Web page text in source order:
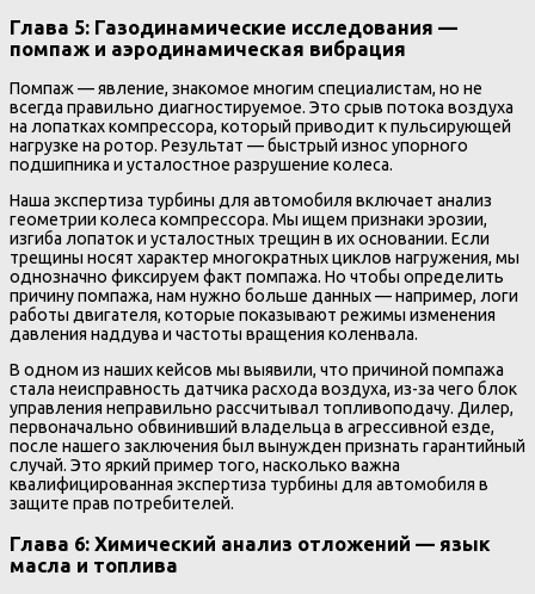
Глава 5: Газодинамические исследования —
помпаж и аэродинамическая вибрация
Помпаж — явление, знакомое многим специалистам, но не
всегда правильно диагностируемое. Это срыв потока воздуха
на лопатках компрессора, который приводит к пульсирующей
нагрузке на ротор. Результат — быстрый износ упорного
подшипника и усталостное разрушение колеса.
Наша экспертиза турбины для автомобиля включает анализ
геометрии колеса компрессора. Мы ищем признаки эрозии,
изгиба лопаток и усталостных трещин в их основании. Если
трещины носят характер многократных циклов нагружения, мы
однозначно фиксируем факт помпажа. Но чтобы определить
причину помпажа, нам нужно больше данных — например, логи
работы двигателя, которые показывают режимы изменения
давления наддува и частоты вращения коленвала.
В одном из наших кейсов мы выявили, что причиной помпажа
стала неисправность датчика расхода воздуха, из-за чего блок
управления неправильно рассчитывал топливоподачу. Дилер,
первоначально обвинивший владельца в агрессивной езде,
после нашего заключения был вынужден признать гарантийный
случай. Это яркий пример того, насколько важна
квалифицированная экспертиза турбины для автомобиля в
защите прав потребителей.
Глава 6: Химический анализ отложений — язык
масла и топлива